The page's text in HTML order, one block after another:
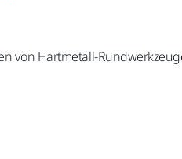
von Hartmetall-